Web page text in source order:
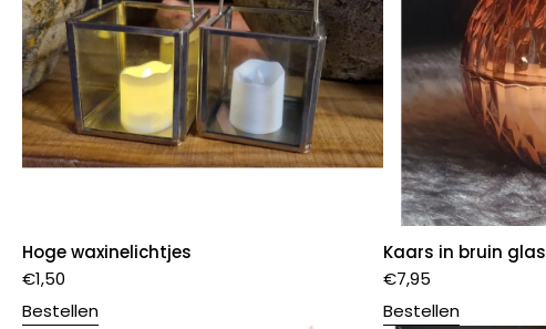
Hoge waxinelichtjes
€1,50
Bestellen
Kaars in bruin glas
€7,95
Bestellen